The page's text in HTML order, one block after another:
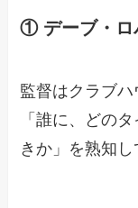
① デーブ・ロ
監督はクラブハ
「誰に、どの
きか」を熟知し